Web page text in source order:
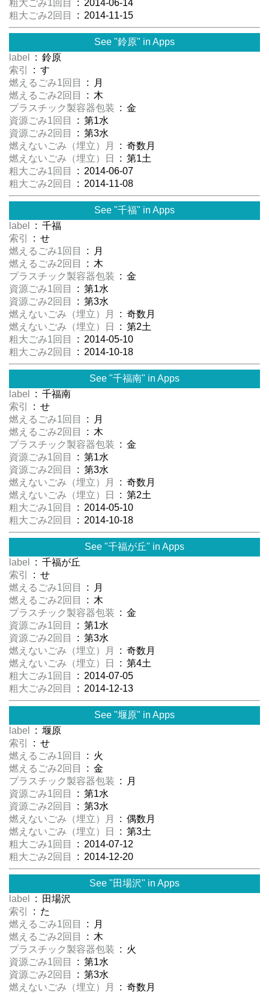
粗大ごみ1回目
: 2014-06-14
粗大ごみ2回目
: 2014-11-15
See "鈴原" in Apps
label
: 鈴原
索引
: す
燃えるごみ1回目
: 月
燃えるごみ2回目
: 木
プラスチック製容器包装 : 金
資源ごみ1回目
: 第1水
資源ごみ2回目
: 第3水
燃えないごみ（埋立）月
: 奇数月
燃えないごみ（埋立）日
: 第1土
粗大ごみ1回目
: 2014-06-07
粗大ごみ2回目
: 2014-11-08
See "千福" in Apps
label
: 千福
索引
: せ
燃えるごみ1回目
: 月
燃えるごみ2回目
: 木
プラスチック製容器包装 : 金
資源ごみ1回目
: 第1水
資源ごみ2回目
: 第3水
燃えないごみ（埋立）月
: 奇数月
燃えないごみ（埋立）日
: 第2土
粗大ごみ1回目
: 2014-05-10
粗大ごみ2回目
: 2014-10-18
See "千福南" in Apps
label
: 千福南
索引
: せ
燃えるごみ1回目
: 月
燃えるごみ2回目
: 木
プラスチック製容器包装 : 金
資源ごみ1回目
: 第1水
資源ごみ2回目
: 第3水
燃えないごみ（埋立）月
: 奇数月
燃えないごみ（埋立）日
: 第2土
粗大ごみ1回目
: 2014-05-10
粗大ごみ2回目
: 2014-10-18
See "千福が丘" in Apps
label
: 千福が丘
索引
: せ
燃えるごみ1回目
: 月
燃えるごみ2回目
: 木
プラスチック製容器包装 : 金
資源ごみ1回目
: 第1水
資源ごみ2回目
: 第3水
燃えないごみ（埋立）月
: 奇数月
燃えないごみ（埋立）日
: 第4土
粗大ごみ1回目
: 2014-07-05
粗大ごみ2回目
: 2014-12-13
See "堰原" in Apps
label
: 堰原
索引
: せ
燃えるごみ1回目
: 火
燃えるごみ2回目
: 金
プラスチック製容器包装 : 月
資源ごみ1回目
: 第1水
資源ごみ2回目
: 第3水
燃えないごみ（埋立）月
: 偶数月
燃えないごみ（埋立）日
: 第3土
粗大ごみ1回目
: 2014-07-12
粗大ごみ2回目
: 2014-12-20
See "田場沢" in Apps
label
: 田場沢
索引
: た
燃えるごみ1回目
: 月
燃えるごみ2回目
: 木
プラスチック製容器包装 : 火
資源ごみ1回目
: 第1水
資源ごみ2回目
: 第3水
燃えないごみ（埋立）月
: 奇数月